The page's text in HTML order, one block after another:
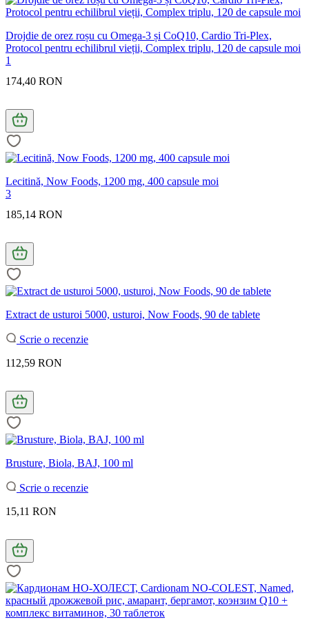
Drojdie de orez roșu cu Omega-3 și CoQ10, Cardio Tri-Plex,
Protocol pentru echilibrul vieții, Complex triplu, 120 de capsule moi
1
174,40 RON
Lecitină, Now Foods, 1200 mg, 400 capsule moi
3
185,14 RON
Extract de usturoi 5000, usturoi, Now Foods, 90 de tablete
Scrie o recenzie
112,59 RON
Brusture, Biola, BAJ, 100 ml
Scrie o recenzie
15,11 RON